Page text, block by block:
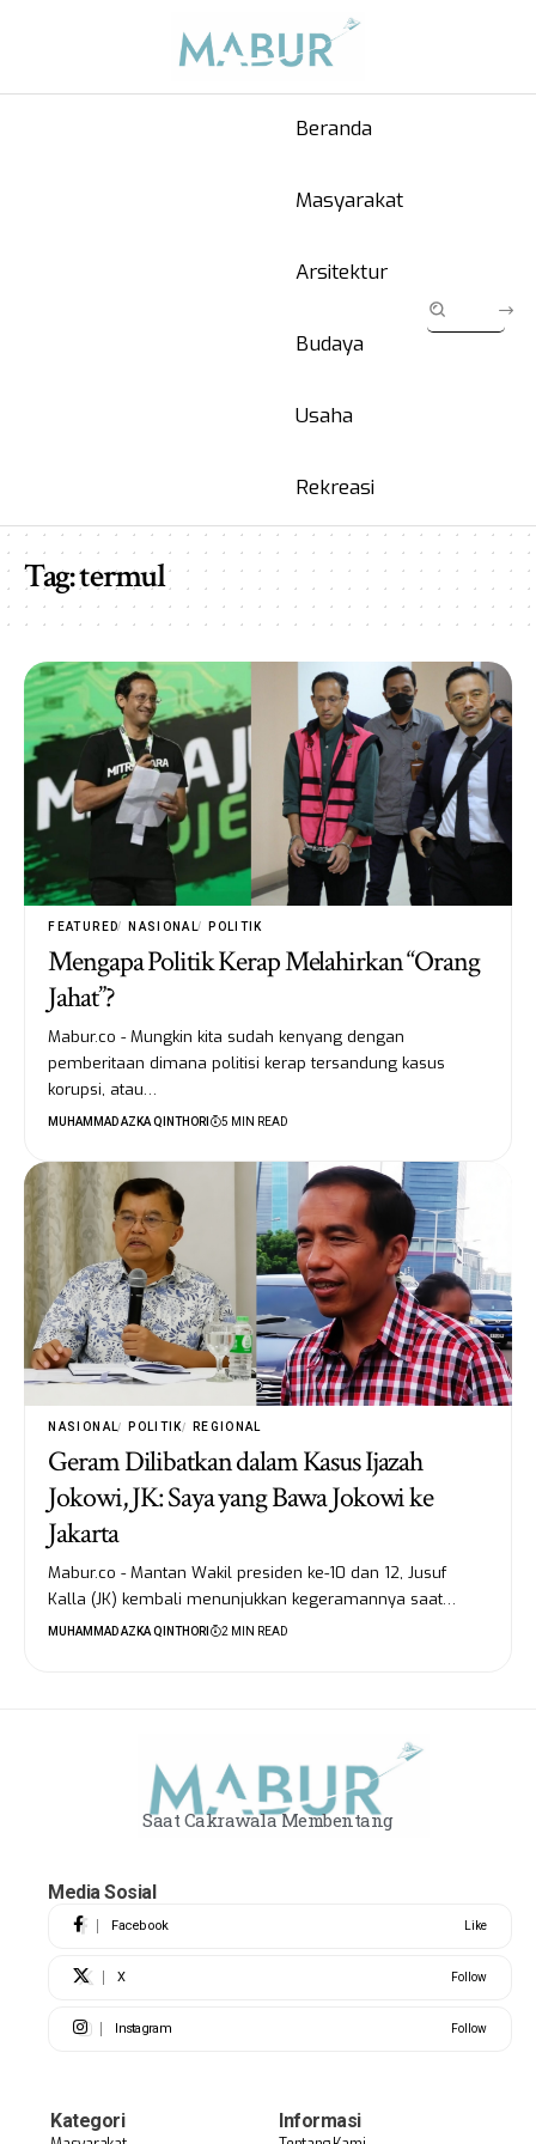
Beranda
Masyarakat
Arsitektur
Budaya
Usaha
Rekreasi
Tag:termul
FEATURED NASIONAL POLITIK
Mengapa Politik Kerap Melahirkan “Orang
Jahat”?
Mabur.co - Mungkin kita sudah kenyang dengan
pemberitaan dimana politisi kerap tersandung kasus
korupsi, atau…
MUHAMMAD AZKA QINTHORI 5 MIN READ
NASIONAL POLITIK REGIONAL
Geram Dilibatkan dalam Kasus Ijazah
Jokowi, JK: Saya yang Bawa Jokowi ke
Jakarta
Mabur.co - Mantan Wakil presiden ke-10 dan 12, Jusuf
Kalla (JK) kembali menunjukkan kegeramannya saat…
MUHAMMAD AZKA QINTHORI 2 MIN READ
Saat Cakrawala Membentang
Media Sosial
Facebook Like
X Follow
Instagram Follow
Kategori Informasi